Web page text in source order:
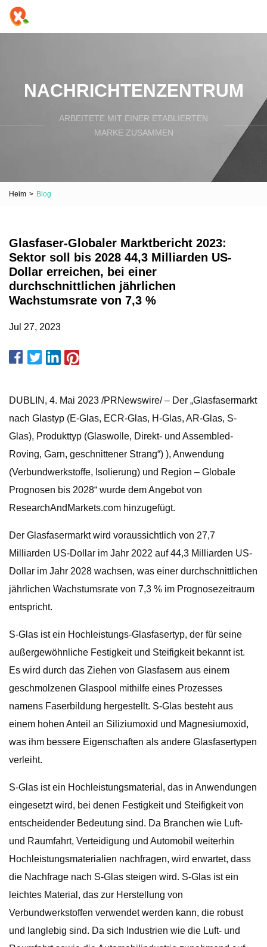
NACHRICHTENZENTRUM
ARBEITETE MIT EINER ETABLIERTEN
MARKE ZUSAMMEN
Heim > Blog
Glasfaser-Globaler Marktbericht 2023:
Sektor soll bis 2028 44,3 Milliarden US-
Dollar erreichen, bei einer
durchschnittlichen jährlichen
Wachstumsrate von 7,3 %
Jul 27, 2023
DUBLIN, 4. Mai 2023 /PRNewswire/ – Der „Glasfasermarkt
nach Glastyp (E-Glas, ECR-Glas, H-Glas, AR-Glas, S-
Glas), Produkttyp (Glaswolle, Direkt- und Assembled-
Roving, Garn, geschnittener Strang“) ), Anwendung
(Verbundwerkstoffe, Isolierung) und Region – Globale
Prognosen bis 2028“ wurde dem Angebot von
ResearchAndMarkets.com hinzugefügt.
Der Glasfasermarkt wird voraussichtlich von 27,7
Milliarden US-Dollar im Jahr 2022 auf 44,3 Milliarden US-
Dollar im Jahr 2028 wachsen, was einer durchschnittlichen
jährlichen Wachstumsrate von 7,3 % im Prognosezeitraum
entspricht.
S-Glas ist ein Hochleistungs-Glasfasertyp, der für seine
außergewöhnliche Festigkeit und Steifigkeit bekannt ist.
Es wird durch das Ziehen von Glasfasern aus einem
geschmolzenen Glaspool mithilfe eines Prozesses
namens Faserbildung hergestellt. S-Glas besteht aus
einem hohen Anteil an Siliziumoxid und Magnesiumoxid,
was ihm bessere Eigenschaften als andere Glasfasertypen
verleiht.
S-Glas ist ein Hochleistungsmaterial, das in Anwendungen
eingesetzt wird, bei denen Festigkeit und Steifigkeit von
entscheidender Bedeutung sind. Da Branchen wie Luft-
und Raumfahrt, Verteidigung und Automobil weiterhin
Hochleistungsmaterialien nachfragen, wird erwartet, dass
die Nachfrage nach S-Glas steigen wird. S-Glas ist ein
leichtes Material, das zur Herstellung von
Verbundwerkstoffen verwendet werden kann, die robust
und langlebig sind. Da sich Industrien wie die Luft- und